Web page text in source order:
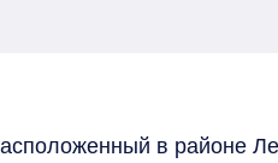
в районе